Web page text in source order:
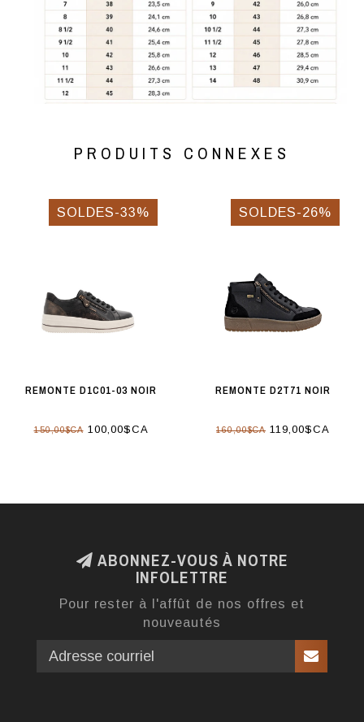
PRODUITS CONNEXES
SOLDES-33%
REMONTE D1C01-03 NOIR
150,00$CA100,00$CA
SOLDES-26%
REMONTE D2T71 NOIR
160,00$CA 119,00$CA
ABONNEZ-VOUS À NOTRE
INFOLETTRE
Pour rester à l'affût de nos offres et
nouveautés